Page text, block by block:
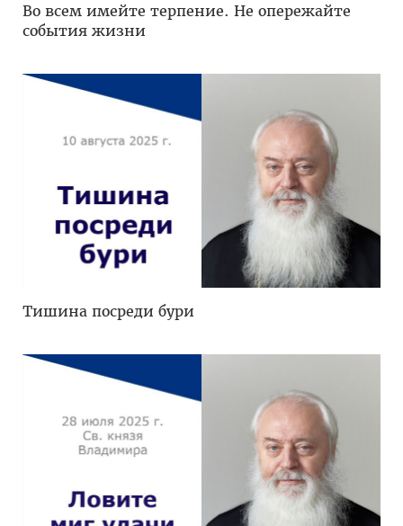
Во всем имейте терпение. Не опережайте
события жизни
Тишина посреди бури